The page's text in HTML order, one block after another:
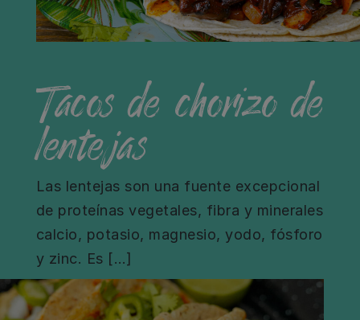
Tacos de chorizo de
lentejas
Las lentejas son una fuente excepcional
de proteínas vegetales, fibra y minerales
calcio, potasio, magnesio, yodo, fósforo
y zinc. Es […]